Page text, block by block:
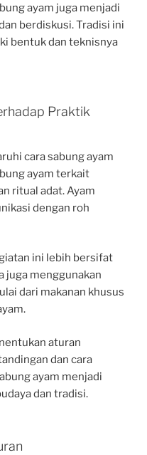
ayam juga menjadi
berdiskusi. Tradisi ini
bentuk dan teknisnya
Praktik
cara sabung ayam
ayam terkait
ritual adat. Ayam
dengan roh
ini lebih bersifat
juga menggunakan
dari makanan khusus
aturan
dan cara
ayam menjadi
dan tradisi.